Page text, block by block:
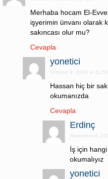
Merhaba hocam El-
işyerimin ünvanı olarak
sakıncası olur mu?
Cevapla
yonetici
October 9, 2018 at
Hassan hiç bir
okumanızda
Cevapla
Erdinç
November 8,
İş için hangi
okumalıyız
yonetici